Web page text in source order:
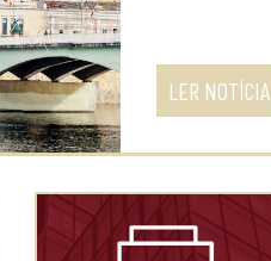
LER NOTÍCIA